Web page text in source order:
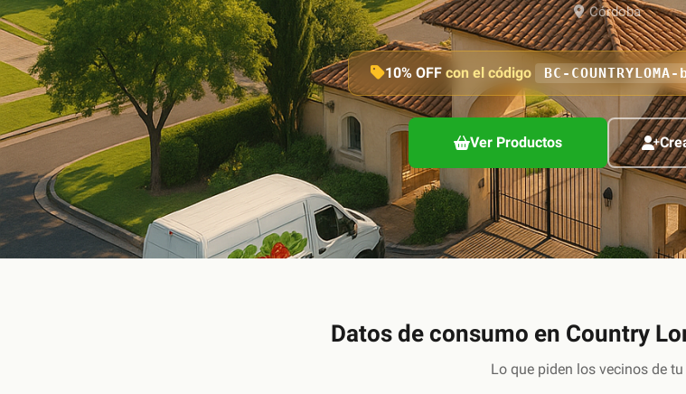
Córdoba
10% OFF con el código BC-COUNTRYLOMA-
Ver Productos
Datos de consumo en Country
Lo que piden los vecinos de